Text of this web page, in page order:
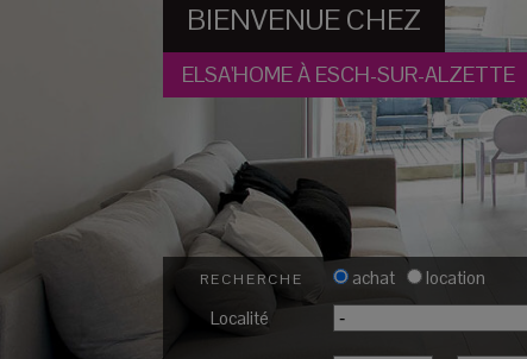
BIENVENUE CHEZ
ELSA'HOME À ESCH-SUR-ALZETTE
RECHERCHE achat
location
Localité